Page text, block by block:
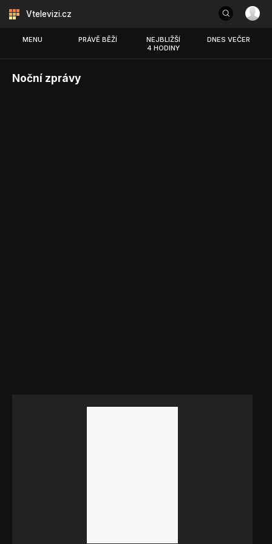
Vtelevizi.cz
MENU PRÁVĚ BĚŽÍ
NEJBLIŽŠÍ
4 HODINY
DNES VEČER
Noční zprávy